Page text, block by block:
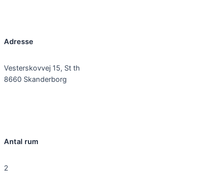
Adresse
Vesterskovvej 15, St th
8660 Skanderborg
Antal rum
2